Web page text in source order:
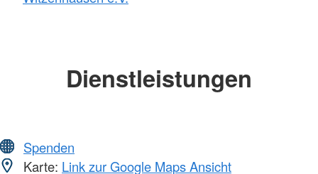
Dienstleistungen
Spenden
Karte: Link zur Google Maps Ansicht